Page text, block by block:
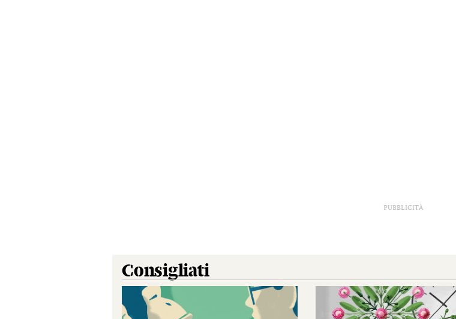
PUBBLICITÀ
Consigliati